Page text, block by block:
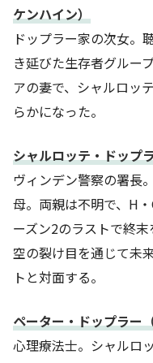
ケンハイン）
ドップラー家の次女。
き延びた生存者グルー
アの妻で、シャルロッ
らかになった。
シャルロッテ・ドップ
ヴィンデン警察の署長
母。両親は不明で、H
ーズン2のラストで終
空の裂け目を通じて未
トと対面する。
ペーター・ドップラー
心理療法士。シャルロ